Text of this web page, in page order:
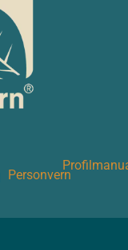
Personvern